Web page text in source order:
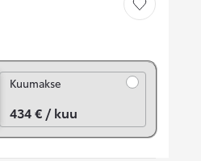
Salvesta
Kuumakse
434 € / kuu